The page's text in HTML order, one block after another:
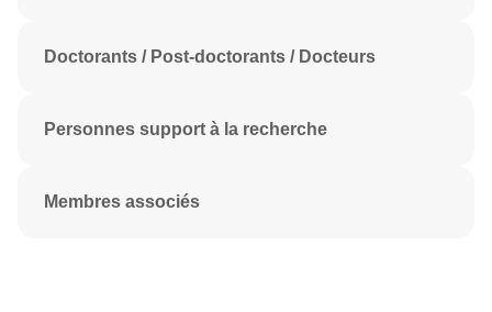
Doctorants / Post-doctorants / Docteurs
Personnes support à la recherche
Membres associés